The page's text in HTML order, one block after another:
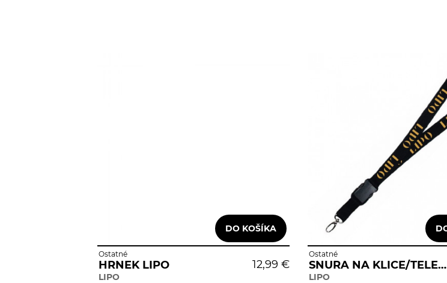
12,99 €
Ostatné
HRNEK LIPO
LIPO
Ostatné
SNURA NA KLICE/TELEFON
LIPO